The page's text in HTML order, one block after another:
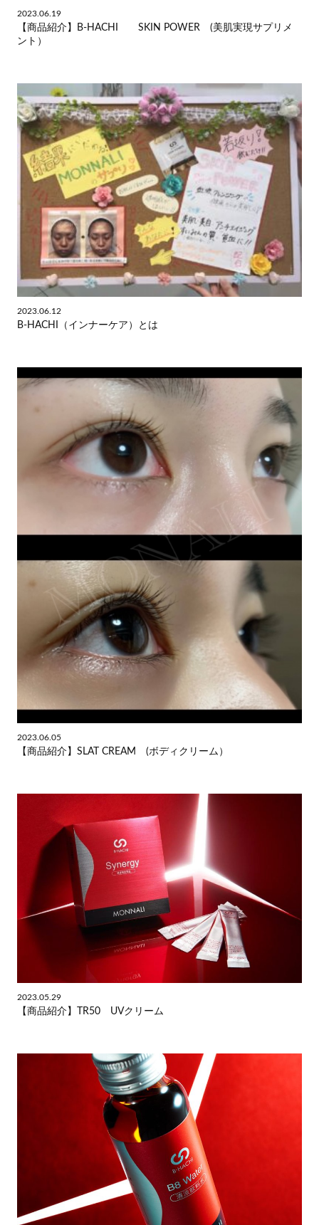
2023.06.19
【商品紹介】B-HACHI SKIN POWER (美肌実現サプリメ
ント）
2023.06.12
B-HACHI（インナーケア）とは
2023.06.05
【商品紹介】SLAT CREAM (ボディクリーム）
2023.05.29
【商品紹介】TR50 UVクリーム